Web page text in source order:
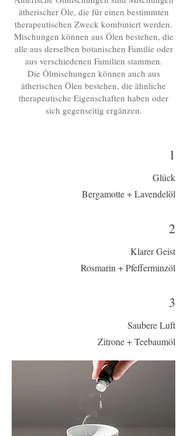
ätherischer Öle, die für einen bestimmten
therapeutischen Zweck kombiniert werden.
Mischungen können aus Ölen bestehen, die
alle aus derselben botanischen Familie oder
aus verschiedenen Familien stammen.
Die Ölmischungen können auch aus
ätherischen Ölen bestehen, die ähnliche
therapeutische Eigenschaften haben oder
sich gegenseitig ergänzen.
1
Glück
Bergamotte + Lavendelöl
2
Klarer Geist
Rosmarin + Pfefferminzöl
3
Saubere Luft
Zitrone + Teebaumöl